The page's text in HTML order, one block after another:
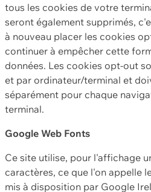
tous les cookies de votre
seront également supprimés,
à nouveau placer les cookies
continuer à empêcher cette
données. Les cookies opt-out
et par ordinateur/terminal et
séparément pour chaque
terminal.
Google Web Fonts
Ce site utilise, pour l'affichage
caractères, ce que l'on appelle
mis à disposition par Google